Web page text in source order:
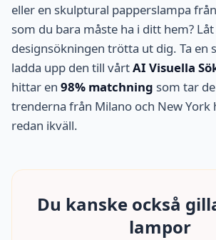
eller en skulptural papperslampa
som du bara måste ha i ditt hem?
designsökningen trötta ut dig. Ta en
ladda upp den till vårtAI Visuella
hittar en 98% matchning som tar
trenderna från Milano och New York
redan ikväll.
Du kanske också
lampor